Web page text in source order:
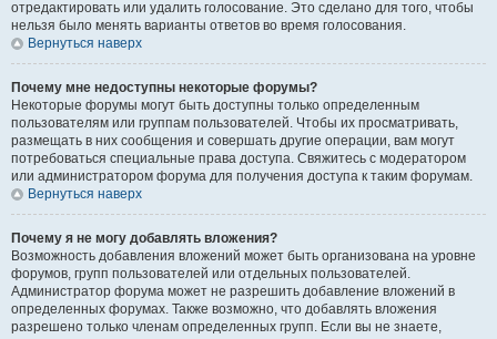
отредактировать или удалить голосование. Это сделано для того, чтобы
нельзя было менять варианты ответов во время голосования.
Вернуться наверх
Почему мне недоступны некоторые форумы?
Некоторые форумы могут быть доступны только определенным
пользователям или группам пользователей. Чтобы их просматривать,
размещать в них сообщения и совершать другие операции, вам могут
потребоваться специальные права доступа. Свяжитесь с модератором
или администратором форума для получения доступа к таким форумам.
Вернуться наверх
Почему я не могу добавлять вложения?
Возможность добавления вложений может быть организована на уровне
форумов, групп пользователей или отдельных пользователей.
Администратор форума может не разрешить добавление вложений в
определенных форумах. Также возможно, что добавлять вложения
разрешено только членам определенных групп. Если вы не знаете,